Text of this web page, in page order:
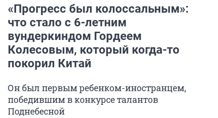
«Прогресс был колоссальным»:
что стало с 6-летним
вундеркиндом Гордеем
Колесовым, который когда-то
покорил Китай
Он был первым ребенком-иностранцем,
победившим в конкурсе талантов
Поднебесной